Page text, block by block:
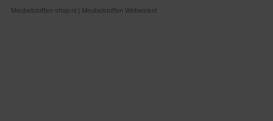
Meubelstoffen-shop.nl | Meubelstoffen Webwinkel